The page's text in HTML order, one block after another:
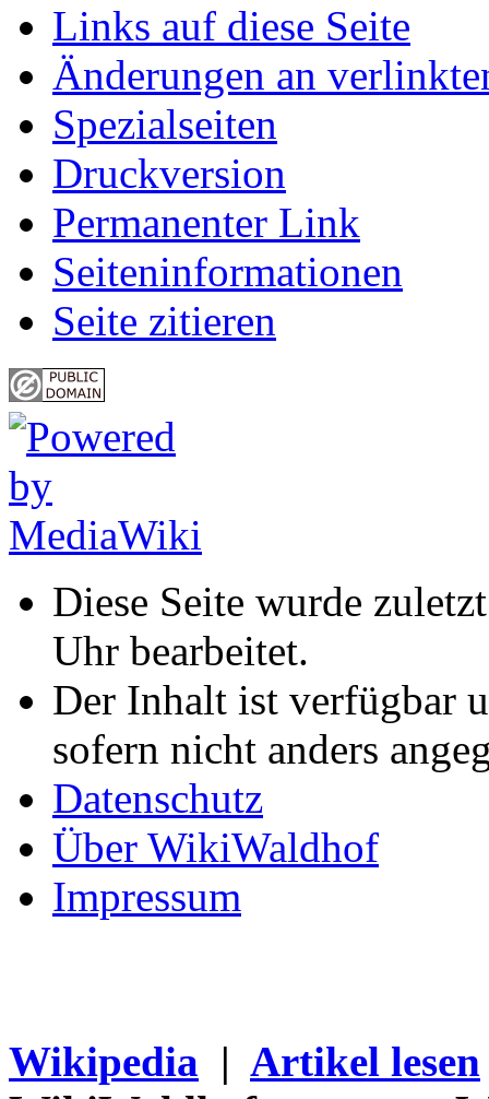
Links auf diese Seite
Änderungen an
Spezialseiten
Druckversion
Permanenter Link
Seiten­informationen
Seite zitieren
Diese Seite wurde
Uhr bearbeitet.
Der Inhalt ist verfügbar
sofern nicht anders
Datenschutz
Über WikiWaldhof
Impressum
Wikipedia | Artikel lesen